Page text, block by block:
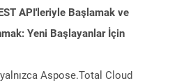
API'leriyle Başlamak ve
Yeni Başlayanlar İçin
yalnızca Aspose.Total Cloud